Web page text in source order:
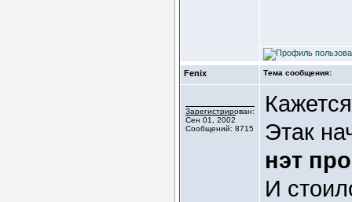
Fenix Тема сообщения:
Зарегистрирован:
Сен 01, 2002
Сообщений: 8715
Этак
нэт
И